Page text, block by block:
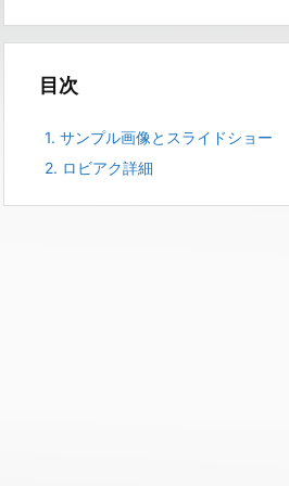
目次
1. サンプル画像とスライドショー
2. ロビアク詳細